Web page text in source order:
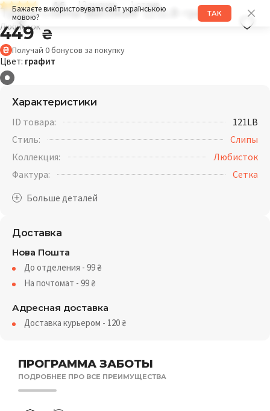
Бажаєте використовувати сайт українською
мовою?
ТАК
4.6 12 оценок 1 отзыв
Трусы слипы высокие 121LB графит
Любисток
449₴
Получай 0бонусов за покупку
Цвет: графит
ПРОГРАММА ЗАБОТЫ
ПОДРОБНЕЕ ПРО ВСЕ ПРЕИМУЩЕСТВА
Характеристики
ID товара:
121LB
Стиль:
Слипы
Коллекция:
Любисток
Фактура:
Cетка
Доставка
Нова Пошта
До отделения - 99₴
На почтомат - 99₴
Адресная доставка
Доставка курьером - 120₴